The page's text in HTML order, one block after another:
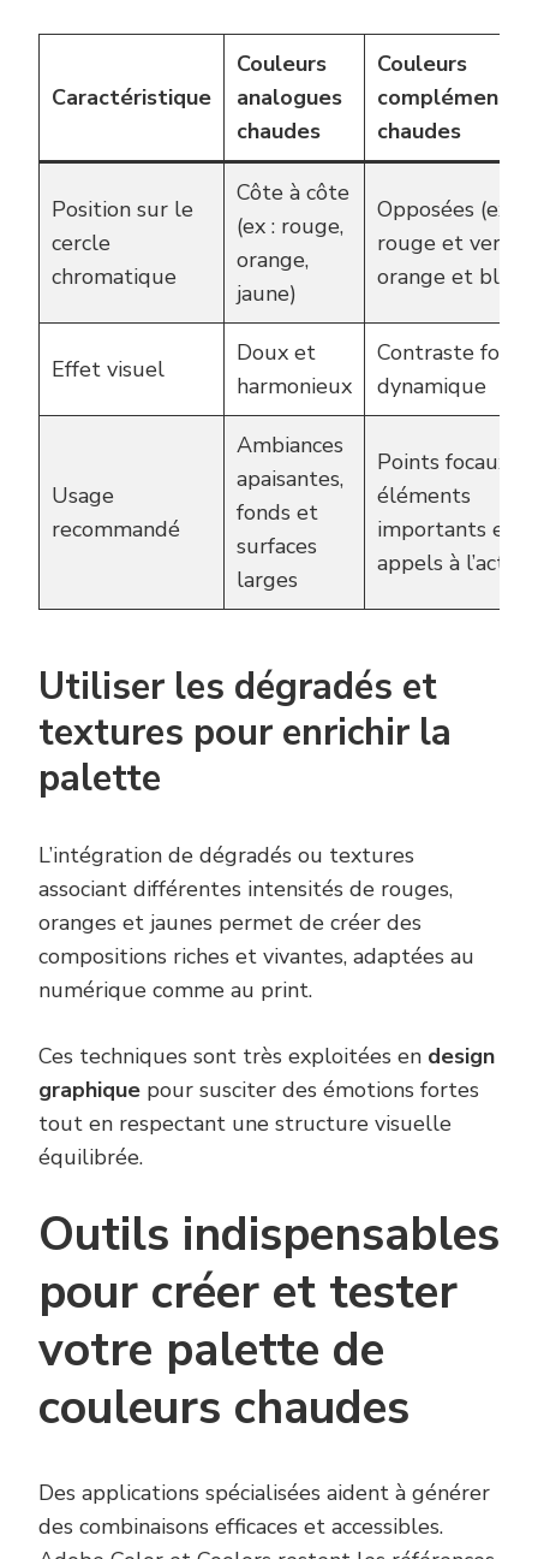
Caractéristique
Couleurs
analogues
chaudes
Couleurs
chaudes
Position sur le
cercle
chromatique
Côte à côte
(ex : rouge,
orange,
jaune)
Opposées (ex :
rouge et vert,
orange et bleu)
Effet visuel
Doux et
harmonieux
Contraste fort
dynamique
Usage
recommandé
Ambiances
apaisantes,
fonds et
surfaces
larges
Points focaux,
éléments
importants et
appels à l’action
Utiliser les dégradés et
textures pour enrichir la
palette
L’intégration de dégradés ou textures
associant différentes intensités de rouges,
oranges et jaunes permet de créer des
compositions riches et vivantes, adaptées au
numérique comme au print.
Ces techniques sont très exploitées en design
graphique pour susciter des émotions fortes
tout en respectant une structure visuelle
équilibrée.
Outils indispensables
pour créer et tester
votre palette de
couleurs chaudes
Des applications spécialisées aident à générer
des combinaisons efficaces et accessibles.